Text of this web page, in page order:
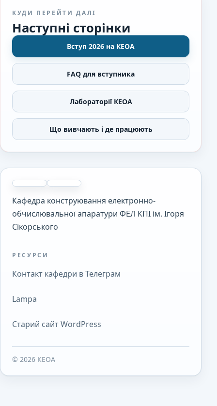
КУДИ ПЕРЕЙТИ ДАЛІ
Наступні сторінки
Вступ 2026 на КЕОА
FAQ для вступника
Лабораторії КЕОА
Що вивчають і де працюють
Кафедра конструювання електронно-
обчислювальної апаратури ФЕЛ КПІ ім. Ігоря
Сікорського
РЕСУРСИ
Контакт кафедри в Телеграм
Lampa
Старий сайт WordPress
© 2026 КЕОА